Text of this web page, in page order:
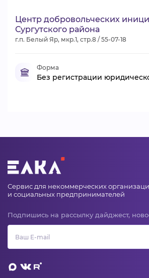
Центр добровольческих
Сургутского района
г.п. Белый Яр, мкр.1, стр.8 / 55-07-18
Форма
Без регистрации
Сервис для некоммерческих
и социальных предпринимателей
Подпишись на рассылку дайджест,